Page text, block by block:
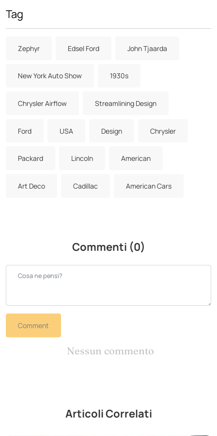
Tag
Zephyr Edsel Ford John Tjaarda
New York Auto Show 1930s
Chrysler Airflow Streamlining Design
Ford USA Design Chrysler
Packard Lincoln American
Art Deco Cadillac American Cars
Commenti (0)
Comment
Nessun commento
Articoli Correlati